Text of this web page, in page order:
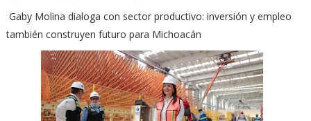
Gaby Molina dialoga con sector productivo: inversión y empleo
también construyen futuro para Michoacán